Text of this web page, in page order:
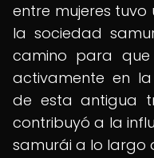
entre mujeres
la sociedad
camino para que
activamente en
de esta antigua
contribuyó a la
samurái a lo largo